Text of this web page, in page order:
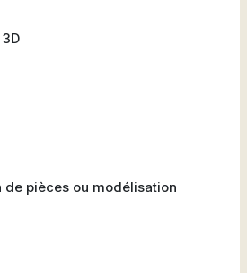
de pièces ou modélisation